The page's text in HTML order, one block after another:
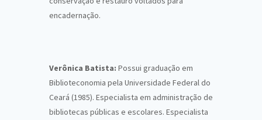
encadernação.
Verônica Batista: Possui graduação em
Biblioteconomia pela Universidade Federal do
Ceará (1985). Especialista em administração de
bibliotecas públicas e escolares. Especialista